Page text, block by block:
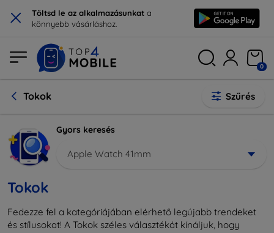
× Töltsd le az alkalmazásunkat a
könnyebb vásárláshoz.
0
Tokok Szűrés
Gyors keresés
Apple Watch 41mm
Tokok
Fedezze fel a kategóriájában elérhető legújabb trendeket
és stílusokat! A Tokok széles választékát kínáljuk, hogy